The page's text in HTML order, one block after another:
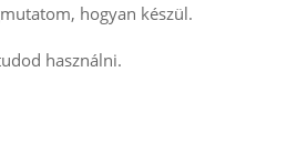
hogyan készül.
használni.